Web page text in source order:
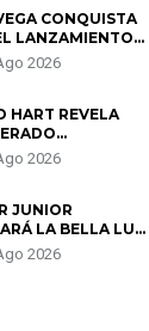
QUERÍA EL
CONQUISTA
LANZAMIENTO
(+4)”
2026
HART REVELA
DE SALUD
DE SEPARARSE
UN
2026
JUNIOR
LA BELLA LUZ
DE SU
POR POLÉMICA
2026